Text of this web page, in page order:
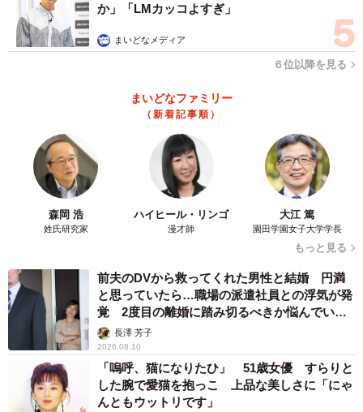
か」「LMカッコよすぎ」
まいどなメディア
６位以降を見る
まいどなファミリー
（新着記事順）
森岡 浩
姓氏研究家
ハイヒール・リンゴ
漫才師
大江 篤
園田学園女子大学学長
もっと見る
前夫のDVから救ってくれた男性と結婚 円満
と思っていたら…職場の派遣社員との浮気が発
覚 2度目の離婚に踏み切るべきか悩んでいま
す【夫婦関係修復カウンセラーが解説】
長澤 芳子
2026.08.10
「嗚呼、猫になりたひ」 51歳女優 すらりと
した腕で愛猫を抱っこ 上品な美しさに「にゃ
んともウットリです」